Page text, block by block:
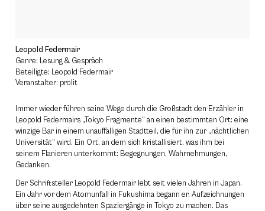
Leopold Federmair
Genre: Lesung & Gespräch
Beteiligte: Leopold Federmair
Veranstalter: prolit
Immer wieder führen seine Wege durch die Großstadt den Erzähler in
Leopold ­Federmairs „Tokyo Fragmente“ an einen bestimmten Ort: eine
winzige Bar in einem unauffälligen Stadtteil, die für ihn zur „nächtlichen
Universität“ wird. Ein Ort, an dem sich kristallisiert, was ihm bei
seinem Flanieren unterkommt: Begegnungen, Wahrnehmungen,
Gedanken.
Der Schriftsteller ­Leopold Federmair lebt seit ­vielen Jahren in Japan.
Ein Jahr vor dem Atomunfall in Fukushima begann er, Aufzeichnungen
über seine ausgedehnten Spaziergänge in Tokyo zu machen. Das